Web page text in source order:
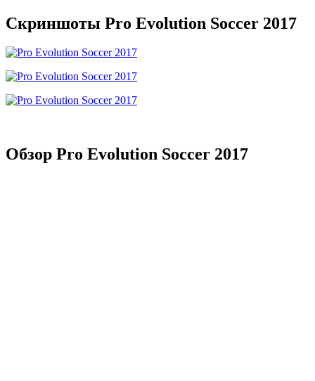
Скриншоты Pro Evolution Soccer 2017
Обзор Pro Evolution Soccer 2017